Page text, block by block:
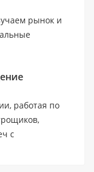
на этапе
рынок и
работая по
с